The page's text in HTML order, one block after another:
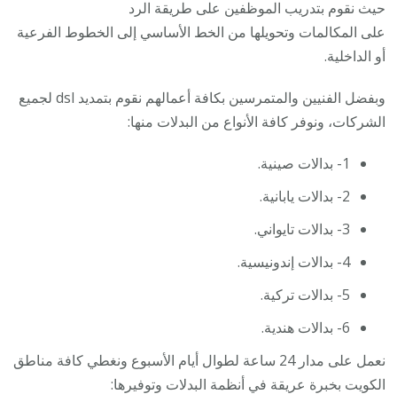
حيث نقوم بتدريب الموظفين على طريقة الرد
على المكالمات وتحويلها من الخط الأساسي إلى الخطوط الفرعية
أو الداخلية.
وبفضل الفنيين والمتمرسين بكافة أعمالهم نقوم بتمديد dsl لجميع
الشركات، ونوفر كافة الأنواع من البدلات منها:
1- بدالات صينية.
2- بدالات يابانية.
3- بدالات تايواني.
4- بدالات إندونيسية.
5- بدالات تركية.
6- بدالات هندية.
نعمل على مدار 24 ساعة لطوال أيام الأسبوع ونغطي كافة مناطق
الكويت بخبرة عريقة في أنظمة البدلات وتوفيرها: